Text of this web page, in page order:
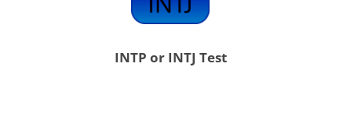
INTP or INTJ Test